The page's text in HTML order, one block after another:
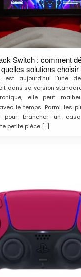
Switch : comment
quelles solutions choisir
est aujourd’hui l’une
dans sa version
elle peut
le temps. Parmi les
pour brancher un
petite pièce […]